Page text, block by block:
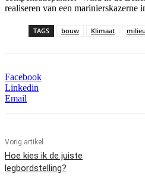
realiseren van een marinierskazerne
TAGS bouw Klimaat milieu
Facebook
Linkedin
Email
Vorig artikel
Hoe kies ik de juiste
legbordstelling?